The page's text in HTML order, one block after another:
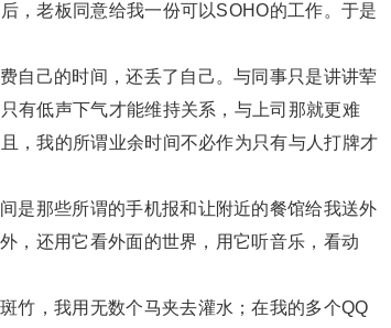
老板同意给我一份可以SOHO的工作。于是
己的时间，还丢了自己。与同事只是讲讲荤
有低声下气才能维持关系，与上司那就更难
，我的所谓业余时间不必作为只有与人打牌才
那些所谓的手机报和让附近的餐馆给我送外
，还用它看外面的世界，用它听音乐，看动
，我用无数个马夹去灌水；在我的多个QQ